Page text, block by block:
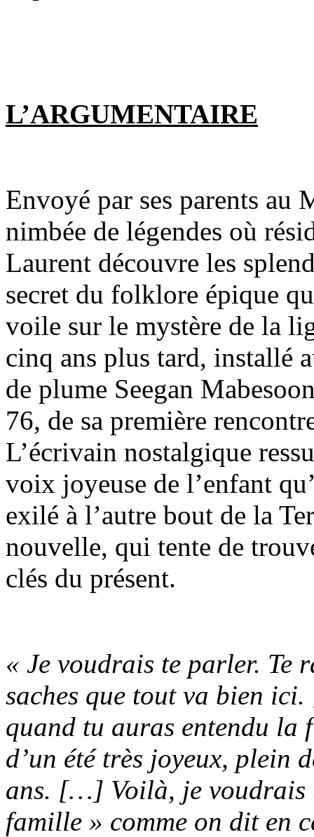
L’ARGUMENTAIRE
Envoyé par ses parents au
nimbée de légendes où
Laurent découvre les
secret du folklore épique
voile sur le mystère de la
cinq ans plus tard, installé
de plume Seegan
76, de sa première
L’écrivain nostalgique
voix joyeuse de l’enfant
exilé à l’autre bout de la
nouvelle, qui tente de
clés du présent.
« Je voudrais te parler. Te
saches que tout va bien
quand tu auras entendu la
d’un été très joyeux, plein
ans. […] Voilà, je voudrais
famille » comme on dit en